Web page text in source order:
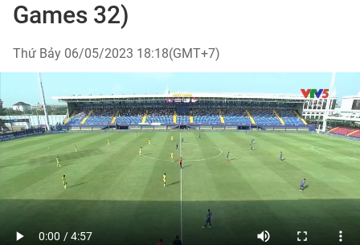
Games 32)
Thứ Bảy 06/05/2023 18:18(GMT+7)